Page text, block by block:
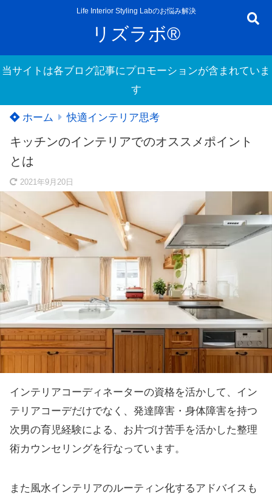
Life Interior Styling Labのお悩み解決
リズラボ®
当サイトは各ブログ記事にプロモーションが含まれていま
す
ホーム 快適インテリア思考
キッチンのインテリアでのオススメポイント
とは
2021年9月20日
インテリアコーディネーターの資格を活かして、イン
テリアコーデだけでなく、発達障害・身体障害を持つ
次男の育児経験による、お片づけ苦手を活かした整理
術カウンセリングを行なっています。
また風水インテリアのルーティン化するアドバイスも